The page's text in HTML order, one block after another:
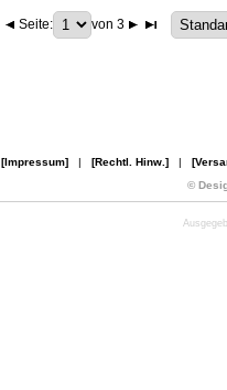
Seite: von 3
[Impressum] | [Rechtl. Hinw.] |
©